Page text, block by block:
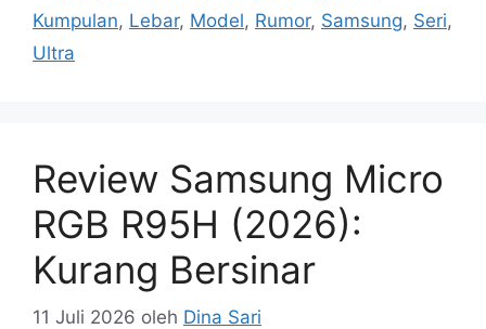
Kumpulan, Lebar, Model, Rumor, Samsung, Seri,
Ultra
Review Samsung Micro
RGB R95H (2026):
Kurang Bersinar
11 Juli 2026 oleh Dina Sari